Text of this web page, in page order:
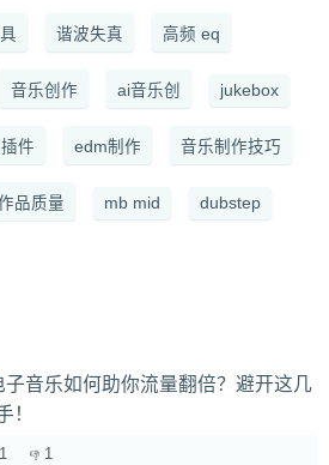
谐波失真 高频 eq
音乐创作 ai音乐创 jukebox
件 edm制作 音乐制作技巧
品质量 mb mid dubstep
音乐如何助你流量翻倍？避开这几
！
1 1